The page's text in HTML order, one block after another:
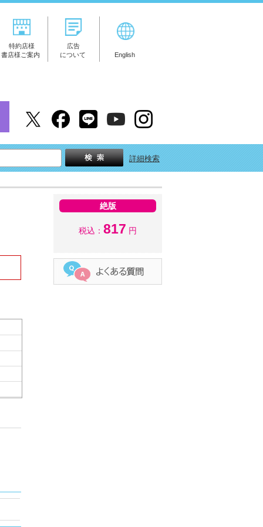
特約店様
書店様ご案内
広告
について
English
詳細検索
絶版
税込： 817 円